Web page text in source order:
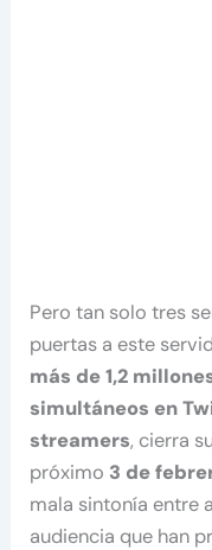
Pero tan solo tres
puertas a este
más de 1,2
simultáneos en
streamers, cierra
próximo 3 de
mala sintonía entre
audiencia que han